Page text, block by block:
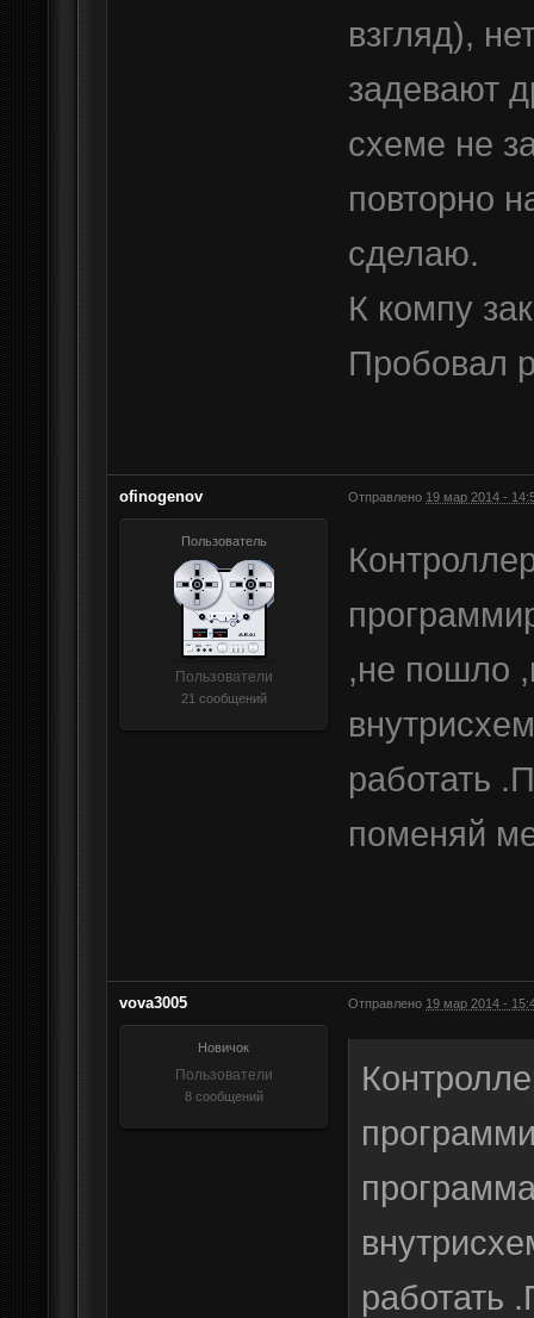
взгляд),
задевают
схеме не
повторно
сделаю.
К компу
Пробовал
ofinogenov Отправлено 19 мар 2014 -
Пользователь
Пользователи
21 сообщений
,не пошло
работать
поменяй
vova3005 Отправлено 19 мар 2014 -
Новичок
Пользователи
8 сообщений
работать